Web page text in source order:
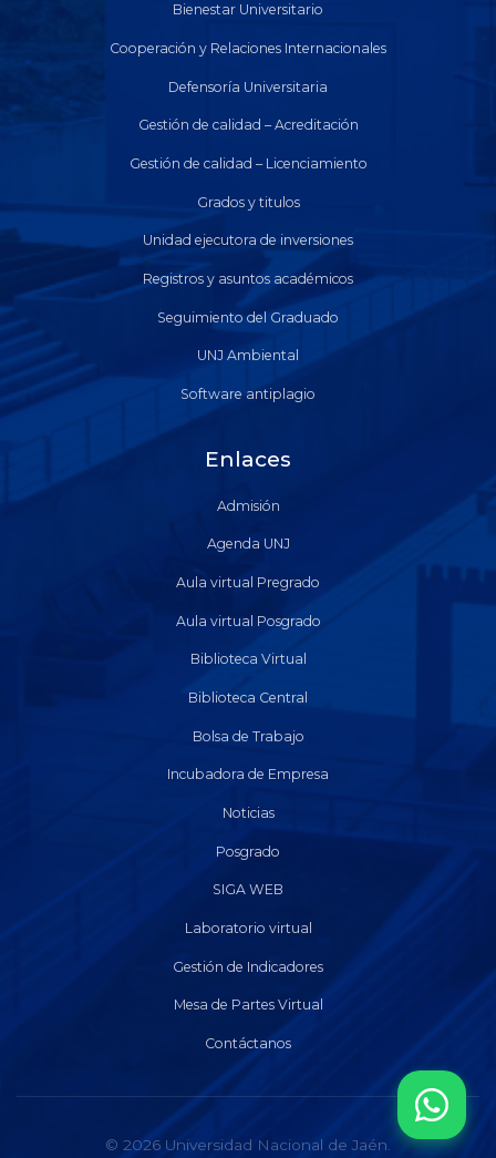
Bienestar Universitario
Cooperación y Relaciones Internacionales
Defensoría Universitaria
Gestión de calidad – Acreditación
Gestión de calidad – Licenciamiento
Grados y titulos
Unidad ejecutora de inversiones
Registros y asuntos académicos
Seguimiento del Graduado
UNJ Ambiental
Software antiplagio
Enlaces
Admisión
Agenda UNJ
Aula virtual Pregrado
Aula virtual Posgrado
Biblioteca Virtual
Biblioteca Central
Bolsa de Trabajo
Incubadora de Empresa
Noticias
Posgrado
SIGA WEB
Laboratorio virtual
Gestión de Indicadores
Mesa de Partes Virtual
Contáctanos
© 2026 Universidad Nacional de Jaén.